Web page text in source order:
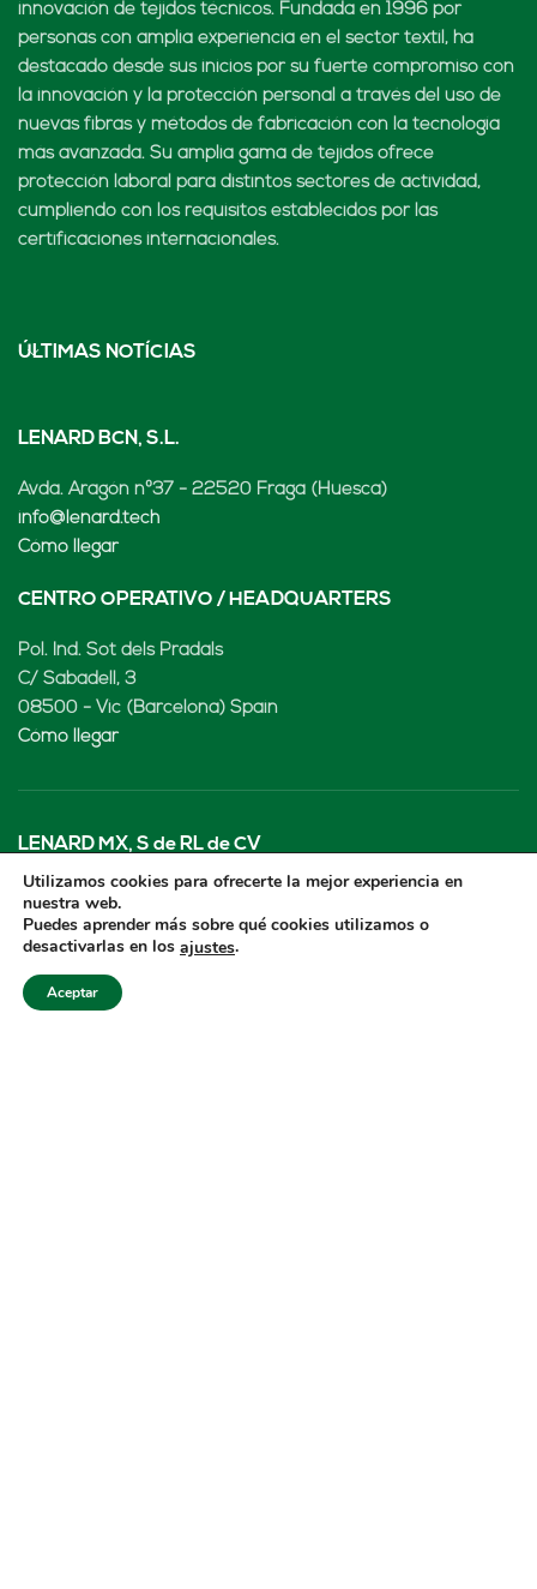
innovación de tejidos técnicos. Fundada en 1996 por
personas con amplia experiencia en el sector textil, ha
destacado desde sus inicios por su fuerte compromiso con
la innovación y la protección personal a través del uso de
nuevas fibras y métodos de fabricación con la tecnología
más avanzada. Su amplia gama de tejidos ofrece
protección laboral para distintos sectores de actividad,
cumpliendo con los requisitos establecidos por las
certificaciones internacionales.
ÚLTIMAS NOTÍCIAS
LENARD BCN, S.L.
Avda. Aragón nº37 - 22520 Fraga (Huesca)
info@lenard.tech
Cómo llegar
CENTRO OPERATIVO / HEADQUARTERS
Pol. Ind. Sot dels Pradals
C/ Sabadell, 3
08500 - Vic (Barcelona) Spain
Cómo llegar
LENARD MX, S de RL de CV
Rio Atoyac 30. Parque Industrial Empresarial
Cuautlancingo
Cuautlancingo, 72730 Puebla (México)
+52 222 2319969
jisanchez@lenard.tech
Utilizamos cookies para ofrecerte la mejor experiencia en
nuestra web.
Puedes aprender más sobre qué cookies utilizamos o
desactivarlas en los ajustes.
Aceptar